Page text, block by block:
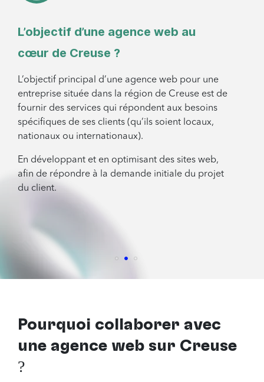
L’objectif d’une agence web au
cœur de Creuse ?
L’objectif principal d’une agence web pour une
entreprise située dans la région de Creuse est de
fournir des services qui répondent aux besoins
spécifiques de ses clients (qu’ils soient locaux,
nationaux ou internationaux).
En développant et en optimisant des sites web,
afin de répondre à la demande initiale du projet
du client.
Pourquoi collaborer avec
une agence web sur Creuse
?